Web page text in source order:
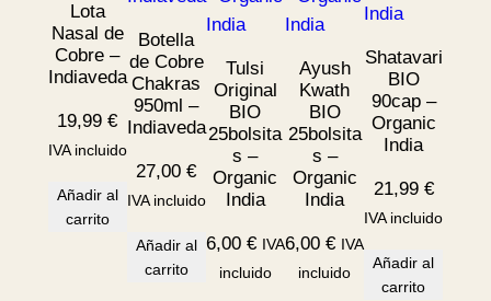
Lota
Nasal de
Cobre –
Indiaveda
19,99€
IVA incluido
Añadir al
carrito
Botella
de Cobre
Chakras
950ml –
Indiaveda
27,00€
IVA incluido
Añadir al
carrito
Tulsi
Original
BIO
25bolsita
s –
Organic
India
6,00 € IVA
incluido
Ayush
Kwath
BIO
25bolsita
s –
Organic
India
6,00€ IVA
incluido
Shatavari
BIO
90cap –
Organic
India
21,99 €
IVA incluido
Añadir al
carrito